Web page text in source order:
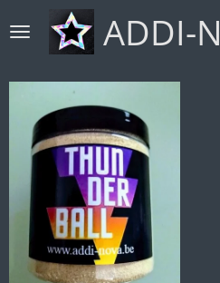
direct
de
hoofdinhoud
ADDI-